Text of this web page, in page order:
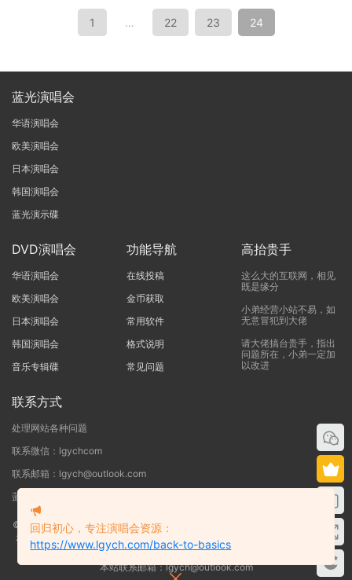
1 … 22 23 24
蓝光演唱会
华语演唱会
欧美演唱会
日本演唱会
韩国演唱会
蓝光演示碟
DVD演唱会
华语演唱会
欧美演唱会
日本演唱会
韩国演唱会
音乐专辑碟
功能导航
在线投稿
金币获取
常用软件
格式说明
常见问题
高抬贵手
这么大的互联网，相见
既是缘分
小弟经营小站不易，如
无意冒犯到大佬
请大佬搞台贵手，指出
问题所在，小弟一定加
以改进
联系方式
处理网站各种问题
联系微信：lgychcom
联系邮箱：lgych@outlook.com
蓝光演唱会网 - 专注于ISO和BDMV蓝光演唱会下载服务
©2019-2026 蓝光演唱会本站资源来源于网络用户网盘投稿，本站服务器不储
存任何演唱会资源，版权归原作者所有，若侵犯了您的合法权益，请联系我们
删除！
本站联系邮箱：lgych@outlook.com
回归初心，专注演唱会资源：
https://www.lgych.com/back-to-basics